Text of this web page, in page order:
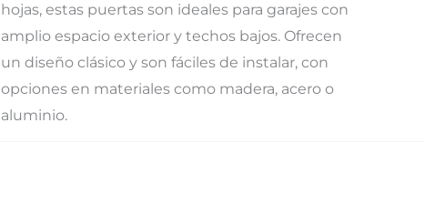
hojas, estas puertas son ideales para garajes con
amplio espacio exterior y techos bajos. Ofrecen
un diseño clásico y son fáciles de instalar, con
opciones en materiales como madera, acero o
aluminio.